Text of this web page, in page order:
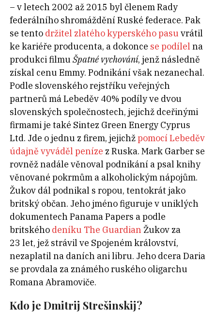
– v letech 2002 až 2015 byl členem Rady
federálního shromáždění Ruské federace. Pak
se tento držitel zlatého kyperského pasu vrátil
ke kariéře producenta, a dokonce se podílel na
produkci filmu Špatné vychování, jenž následně
získal cenu Emmy. Podnikání však nezanechal.
Podle slovenského rejstříku veřejných
partnerů má Lebeděv 40% podíly ve dvou
slovenských společnostech, jejichž dceřinými
firmami je také Sintez Green Energy Cyprus
Ltd. Jde o jednu z firem, jejichžpomocí Lebeděv
údajně vyváděl peníze z Ruska. Mark Garber se
rovněž nadále věnoval podnikání a psal knihy
věnované pokrmům a alkoholickým nápojům.
Žukov dál podnikal s ropou, tentokrát jako
britský občan. Jeho jméno figuruje v uniklých
dokumentech Panama Papers a podle
britského deníku The Guardian Žukov za
23 let, jež strávil ve Spojeném království,
nezaplatil na daních ani libru. Jeho dcera Daria
se provdala za známého ruského oligarchu
Romana Abramoviče.
Kdo je Dmitrij Strešinskij?